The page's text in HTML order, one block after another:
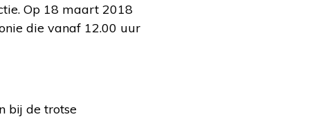
Op 18 maart 2018
die vanaf 12.00 uur
bij de trotse